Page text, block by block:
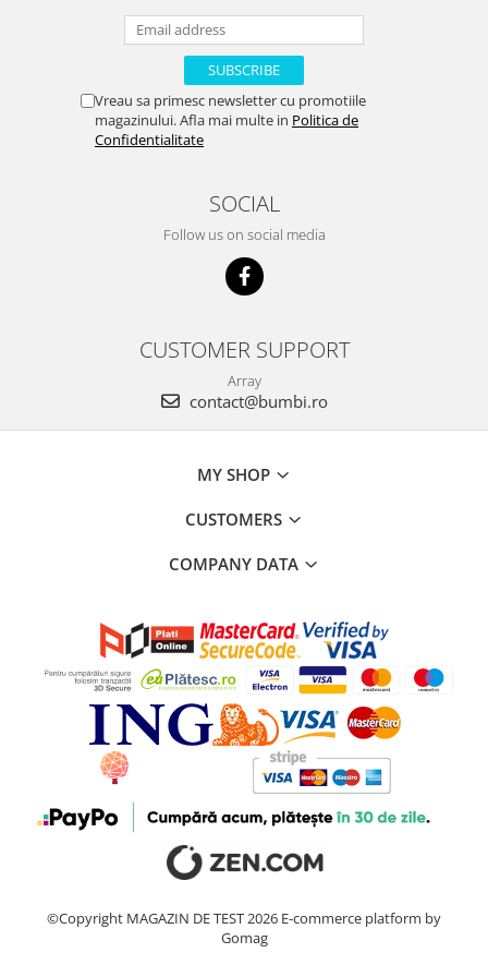
Vreau sa primesc newsletter cu promotiile
magazinului. Afla mai multe in Politica de
Confidentialitate
SOCIAL
Follow us on social media
CUSTOMER SUPPORT
Array
contact@bumbi.ro
MY SHOP
CUSTOMERS
COMPANY DATA
©Copyright MAGAZIN DE TEST 2026 E-commerce platform by
Gomag